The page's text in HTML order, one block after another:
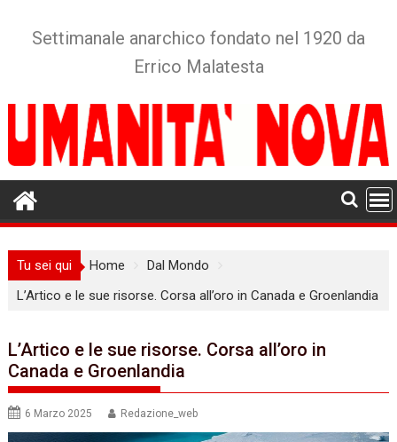
Settimanale anarchico fondato nel 1920 da
Errico Malatesta
Tu sei qui Home
Dal Mondo
L’Artico e le sue risorse. Corsa all’oro in Canada e Groenlandia
L’Artico e le sue risorse. Corsa all’oro in
Canada e Groenlandia
6 Marzo 2025 Redazione_web